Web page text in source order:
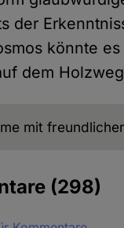
der
könnte
dem
mit
(298)